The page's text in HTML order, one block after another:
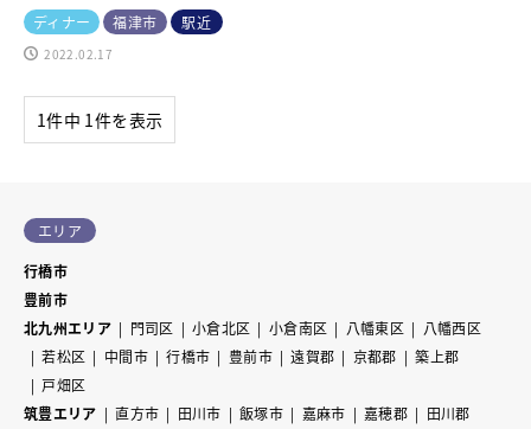
ディナー 福津市 駅近
2022.02.17
1件中 1件を表示
エリア
行橋市
豊前市
北九州エリア
門司区 小倉北区 小倉南区 八幡東区
八幡西区
若松区
中間市 行橋市 豊前市 遠賀郡 京都郡
築上郡
戸畑区
筑豊エリア
直方市 田川市 飯塚市 嘉麻市 嘉穂郡
田川郡